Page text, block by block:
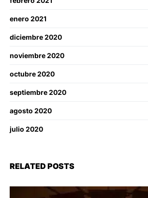
enero 2021
diciembre 2020
noviembre 2020
octubre 2020
septiembre 2020
agosto 2020
julio 2020
RELATED POSTS